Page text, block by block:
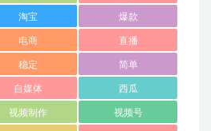
淘宝 爆款
电商 直播
稳定 简单
自媒体 西瓜
视频制作 视频号